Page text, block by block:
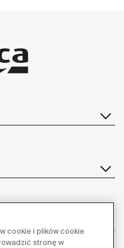
cookie i plików cookie
stronę w